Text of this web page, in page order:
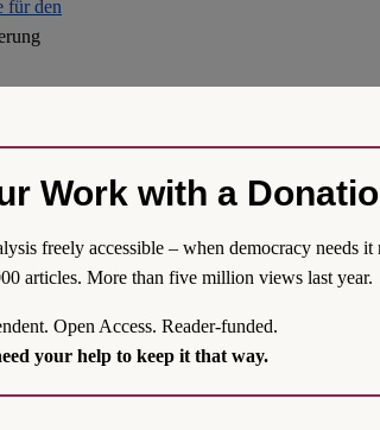
für den
April
der
W. De
GNU
Work with a
freely accessible – when democracy needs it
articles. More than five million views last year.
Open Access. Reader-funded.
your help to keep it that way.